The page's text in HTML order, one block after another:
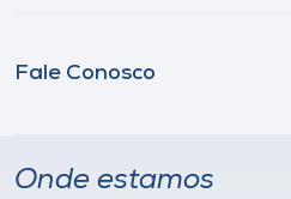
Fale Conosco
Onde estamos